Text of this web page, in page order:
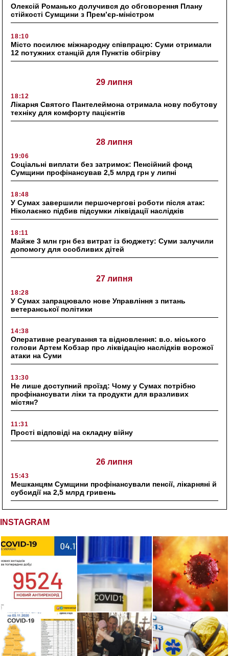
Олексій Романько долучився до обговорення Плану
стійкості Сумщини з Прем’єр-міністром
18:10
Місто посилює міжнародну співпрацю: Суми отримали
12 потужних станцій для Пунктів обігріву
29 липня
18:12
Лікарня Святого Пантелеймона отримала нову побутову
техніку для комфорту пацієнтів
28 липня
19:06
Соціальні виплати без затримок: Пенсійний фонд
Сумщини профінансував 2,5 млрд грн у липні
18:48
У Сумах завершили першочергові роботи після атак:
Ніколаєнко підбив підсумки ліквідації наслідків
18:11
Майже 3 млн грн без витрат із бюджету: Суми залучили
допомогу для особливих дітей
27 липня
18:28
У Сумах запрацювало нове Управління з питань
ветеранської політики
14:38
Оперативне реагування та відновлення: в.о. міського
голови Артем Кобзар про ліквідацію наслідків ворожої
атаки на Суми
13:30
Не лише доступний проїзд: Чому у Сумах потрібно
профінансувати ліки та продукти для вразливих
містян?
11:31
Прості відповіді на складну війну
26 липня
15:43
Мешканцям Сумщини профінансували пенсії, лікарняні й
субсидії на 2,5 млрд гривень
INSTAGRAM